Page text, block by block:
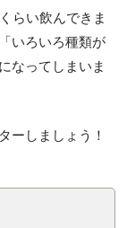
らい飲んできま
いろいろ種類が
なってしまいま
ーしましょう！